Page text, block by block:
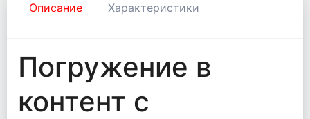
Описание Характеристики
Погружение в
контент с